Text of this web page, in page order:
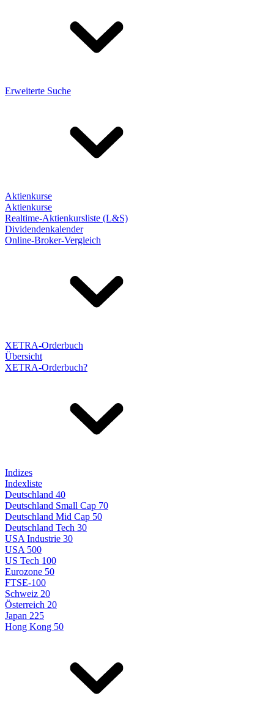
Erweiterte Suche
Aktienkurse
Aktienkurse
Realtime-Aktienkursliste (L&S)
Dividendenkalender
Online-Broker-Vergleich
XETRA-Orderbuch
Übersicht
XETRA-Orderbuch?
Indizes
Indexliste
Deutschland 40
Deutschland Small Cap 70
Deutschland Mid Cap 50
Deutschland Tech 30
USA Industrie 30
USA 500
US Tech 100
Eurozone 50
FTSE-100
Schweiz 20
Österreich 20
Japan 225
Hong Kong 50